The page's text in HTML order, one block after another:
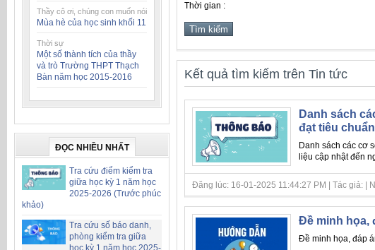
Thầy cô ơi, chúng con muốn nói
Mùa hè của học sinh khối 11
Thời sự
Một số thành tích của thầy
và trò Trường THPT Thạch
Bàn năm học 2015-2016
ĐỌC NHIỀU NHẤT
Tra cứu điểm kiểm tra
giữa học kỳ 1 năm học
2025-2026 (Trước phúc
khảo)
Tra cứu số báo danh,
phòng kiểm tra giữa
học kỳ 1 năm học 2025-
Thời gian :
Kết quả tìm kiếm trên Tin tức
Danh sách
đạt tiêu
Danh sách các cơ
liệu cập nhật đến
Đăng lúc: 16-01-2025 11:44:27 PM | Tác giả: |
Đề minh họa,
Đề minh họa, đáp